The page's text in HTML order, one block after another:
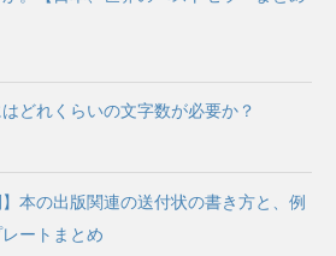
はどれくらいの文字数が必要か？
】本の出版関連の送付状の書き方と、例
ートまとめ